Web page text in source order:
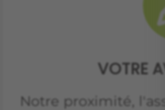
VOTRE
Notre proximité,